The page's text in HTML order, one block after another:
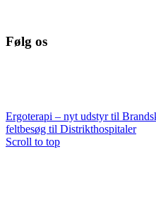
Følg os
Ergoterapi – nyt udstyr til
feltbesøg til Distrikthospitaler
Scroll to top